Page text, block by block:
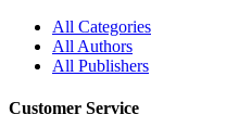
All Categories
All Authors
All Publishers
Customer Service